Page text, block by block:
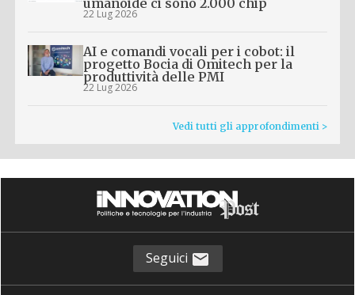
22 Lug 2026
AI e comandi vocali per i cobot: il
progetto Bocia di Omitech per la
produttività delle PMI
22 Lug 2026
Vedi tutti gli approfondimenti >
Seguici